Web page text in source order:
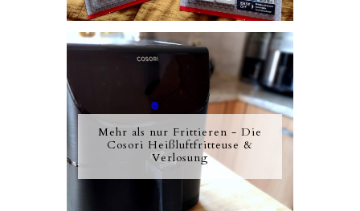
Mehr als nur Frittieren - Die
Cosori Heißluftfritteuse &
Verlosung